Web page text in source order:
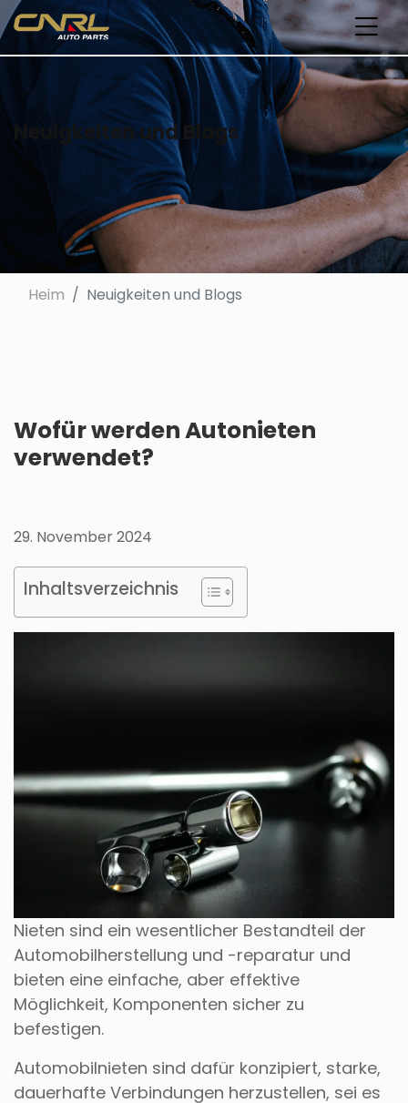
Neuigkeiten und Blogs
Heim Neuigkeiten und Blogs
Wofür werden Autonieten
verwendet?
29. November 2024
Inhaltsverzeichnis
Nieten sind ein wesentlicher Bestandteil der
Automobilherstellung und -reparatur und
bieten eine einfache, aber effektive
Möglichkeit, Komponenten sicher zu
befestigen.
Automobilnieten sind dafür konzipiert, starke,
dauerhafte Verbindungen herzustellen, sei es